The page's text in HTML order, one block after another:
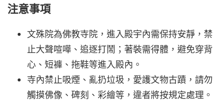
注意事項
文殊院為佛教寺院，進入殿宇內需保持安靜，禁
止大聲喧嘩、追逐打鬧；著裝需得體，避免穿背
心、短褲、拖鞋等進入殿內。
寺內禁止吸煙、亂扔垃圾，愛護文物古蹟，請勿
觸摸佛像、碑刻、彩繪等，違者將按規定處理。